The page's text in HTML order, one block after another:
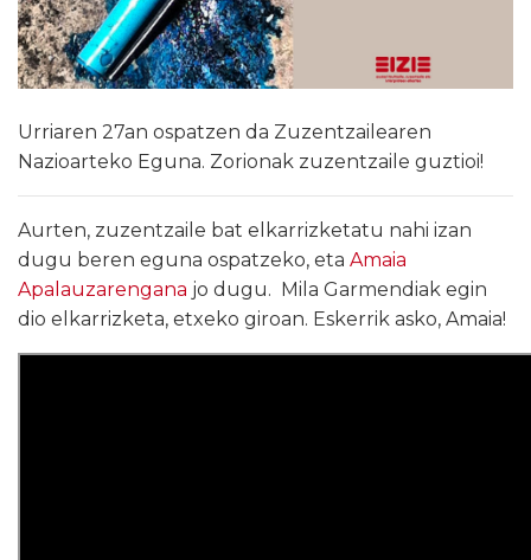
Urriaren 27an ospatzen da Zuzentzailearen
Nazioarteko Eguna. Zorionak zuzentzaile guztioi!
Aurten, zuzentzaile bat elkarrizketatu nahi izan
dugu beren eguna ospatzeko, eta Amaia
Apalauzarengana jo dugu. Mila Garmendiak egin
dio elkarrizketa, etxeko giroan. Eskerrik asko, Amaia!